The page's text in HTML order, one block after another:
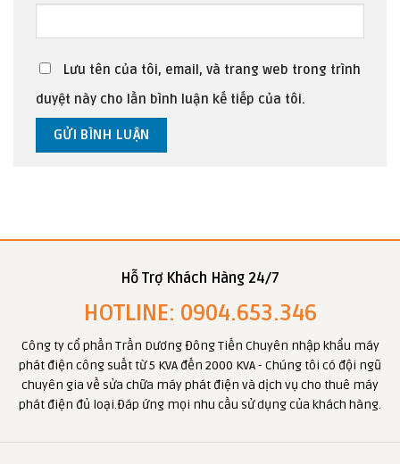
Lưu tên của tôi, email, và trang web trong trình
duyệt này cho lần bình luận kế tiếp của tôi.
Hỗ Trợ Khách Hàng 24/7
HOTLINE: 0904.653.346
Công ty cổ phần Trần Dương Đông Tiến Chuyên nhập khẩu máy
phát điện công suất từ 5 KVA đến 2000 KVA - Chúng tôi có đội ngũ
chuyên gia về sửa chữa máy phát điện và dịch vụ cho thuê máy
phát điện đủ loại.Đáp ứng mọi nhu cầu sử dụng của khách hàng.